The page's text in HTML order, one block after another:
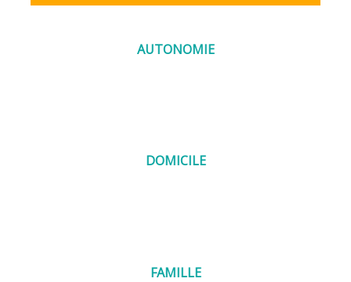
AUTONOMIE
DOMICILE
FAMILLE